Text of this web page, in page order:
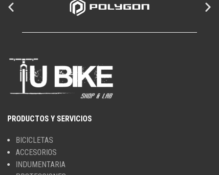
PRODUCTOS Y SERVICIOS
BICICLETAS
ACCESORIOS
INDUMENTARIA